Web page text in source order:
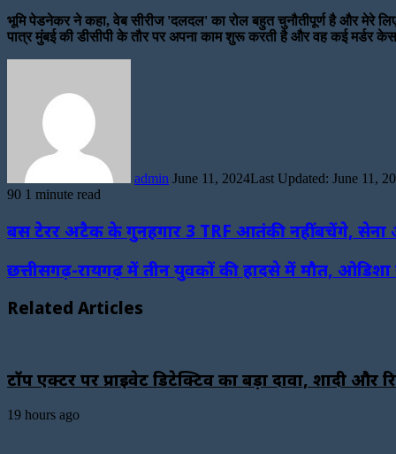
भूमि पेडनेकर ने कहा, वेब सीरीज 'दलदल' का रोल बहुत चुनौतीपूर्ण है और मेरे
पात्र मुंबई की डीसीपी के तौर पर अपना काम शुरू करती है और वह कई मर्डर
admin June 11, 2024Last Updated: June 11,
90 1 minute read
बस टेरर अटैक के गुनहगार 3 TRF आतंकी नहीं बचेंगे, सेना
छत्तीसगढ़-रायगढ़ में तीन युवकों की हादसे में मौत,
Related Articles
टॉप एक्टर पर प्राइवेट डिटेक्टिव का बड़ा दावा, शादी और
19 hours ago